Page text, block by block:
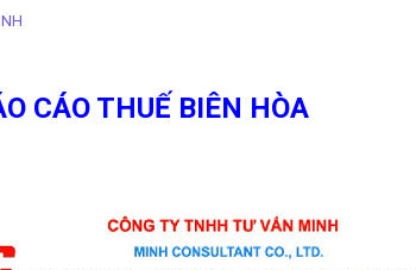
CÁO THUẾ BIÊN HÒA